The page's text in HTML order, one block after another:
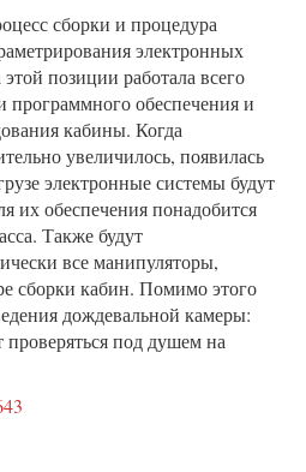
сборки и процедура
электронных
позиции работала всего
программного обеспечения и
кабины. Когда
увеличилось, появилась
электронные системы будут
их обеспечения понадобится
Также будут
все манипуляторы,
сборки кабин. Помимо этого
дождевальной камеры:
под душем на